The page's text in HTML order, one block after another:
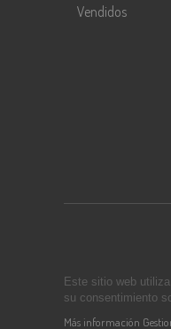
Vendidos
Este sitio web
su consentimiento
Más información